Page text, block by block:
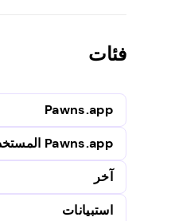
فئات
Pawns.app
Pawns.app المستخدمين
آخر
استبيانات